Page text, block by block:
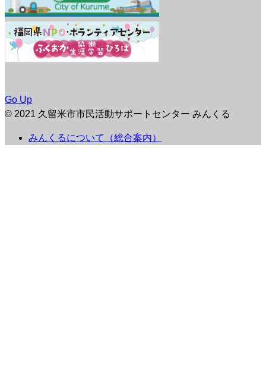
Go Up
© 2021 久留米市市民活動サポートセンター みんくる
みんくるについて（総合案内）